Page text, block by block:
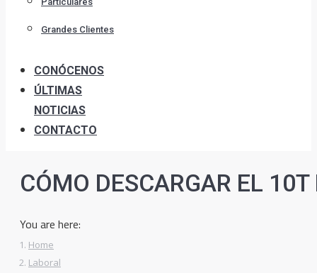
Grandes Clientes
CONÓCENOS
ÚLTIMAS
NOTICIAS
CONTACTO
CÓMO DESCARGAR EL
You are here:
Home
Laboral